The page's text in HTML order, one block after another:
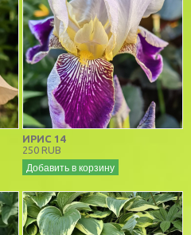
ИРИС 14
250 RUB
Добавить в корзину